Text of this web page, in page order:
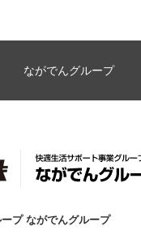
ながでんグループ
プ ながでんグループ